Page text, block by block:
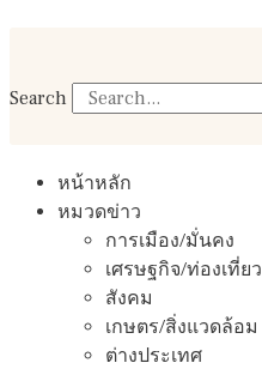
Search
หน้าหลัก
หมวดข่าว
การเมือง/มั่นคง
เศรษฐกิจ/ท่องเที่ยว
สังคม
เกษตร/สิ่งแวดล้อม
ต่างประเทศ